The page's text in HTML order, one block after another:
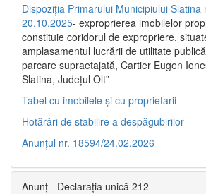
Dispoziția Primarului Municipiului Slatina
20.10.2025- exproprierea imobilelor
constituie coridorul de expropriere,
amplasamentul lucrării de utilitate
parcare supraetajată, Cartier Eugen
Slatina, Județul Olt”
Tabel cu imobilele și cu proprietarii
Hotărâri de stabilire a despăgubirilor
Anunțul nr. 18594/24.02.2026
Anunț - Declarația unică 212